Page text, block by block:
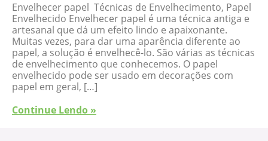
Envelhecer papel Técnicas de Envelhecimento, Papel
Envelhecido Envelhecer papel é uma técnica antiga e
artesanal que dá um efeito lindo e apaixonante.
Muitas vezes, para dar uma aparência diferente ao
papel, a solução é envelhecê-lo. São várias as técnicas
de envelhecimento que conhecemos. O papel
envelhecido pode ser usado em decorações com
papel em geral, […]
Continue Lendo »